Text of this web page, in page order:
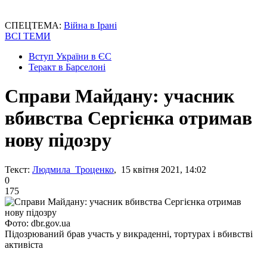
СПЕЦТЕМА: Війна в Ірані
ВСІ ТЕМИ
Вступ України в ЄС
Теракт в Барселоні
Справи Майдану: учасник
вбивства Сергієнка отримав
нову підозру
Текст: Людмила Троценко, 15 квітня 2021, 14:02
0
175
Фото: dbr.gov.ua
Підозрюваний брав участь у викраденні, тортурах і вбивстві
активіста